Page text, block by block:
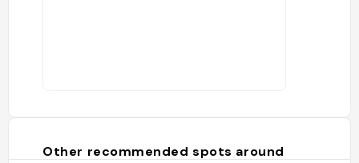
Other recommended spots around